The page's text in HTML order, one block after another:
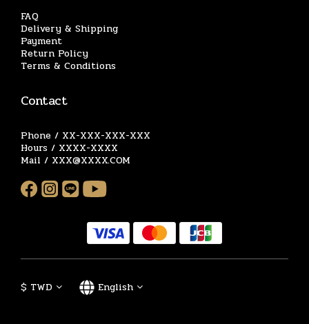
FAQ
Delivery & Shipping
Payment
Return Policy
Terms & Conditions
Contact
Phone / XX-XXX-XXX-XXX
Hours / XXXX-XXXX
Mail / XXX@XXXX.COM
$ TWD English